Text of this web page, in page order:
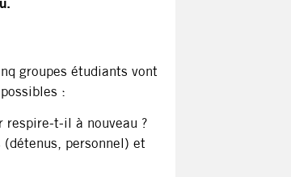
groupes étudiants vont
:
respire-t-il à nouveau ?
personnel) et